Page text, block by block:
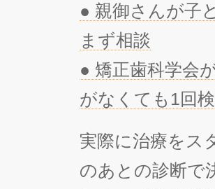
● 親御さんが子
まず相談
● 矯正歯科学会
がなくても1回
実際に治療をス
のあとの診断で